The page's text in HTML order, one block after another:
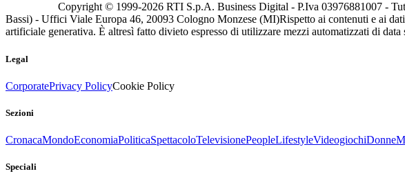
Copyright © 1999-2026 RTI S.p.A. Business Digital - P.Iva 03976881007 -
Bassi) - Uffici Viale Europa 46, 20093 Cologno Monzese (MI)Rispetto ai contenuti e ai
artificiale generativa. È altresì fatto divieto espresso di utilizzare mezzi automatizzati di data
Legal
CorporatePrivacy PolicyCookie Policy
Sezioni
CronacaMondoEconomiaPoliticaSpettacoloTelevisionePeopleLifestyleVideogiochiDonne
Speciali